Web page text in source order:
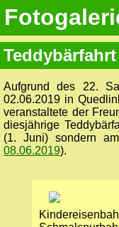
Teddybärfahrt
Aufgrund des 22.
02.06.2019 in
veranstaltete der
diesjährige
(1. Juni) sondern
08.06.2019).